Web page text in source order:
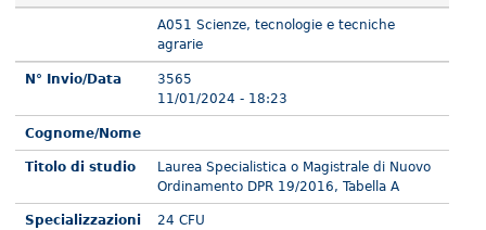
A051 Scienze, tecnologie e tecniche
agrarie
N° Invio/Data
3565
11/01/2024 - 18:23
Cognome/Nome
Titolo di studio
Laurea Specialistica o Magistrale di Nuovo
Ordinamento DPR 19/2016, Tabella A
Specializzazioni
24 CFU